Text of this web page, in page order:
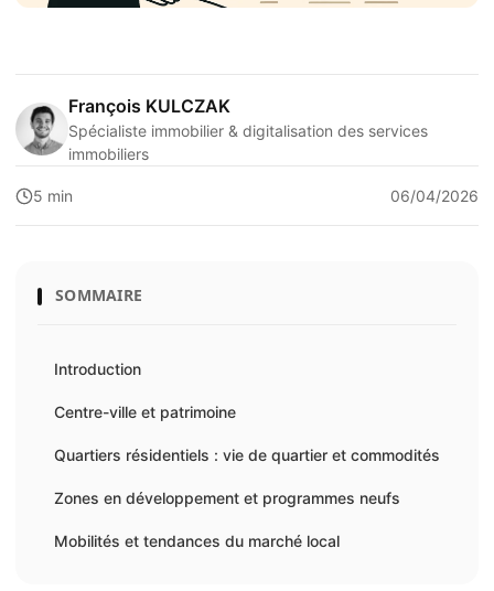
François KULCZAK
Spécialiste immobilier & digitalisation des services
immobiliers
5 min 06/04/2026
SOMMAIRE
Introduction
Centre-ville et patrimoine
Quartiers résidentiels : vie de quartier et commodités
Zones en développement et programmes neufs
Mobilités et tendances du marché local